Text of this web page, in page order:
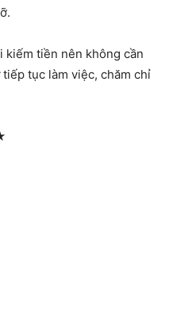
kiếm tiền nên không cần
tục làm việc, chăm chỉ